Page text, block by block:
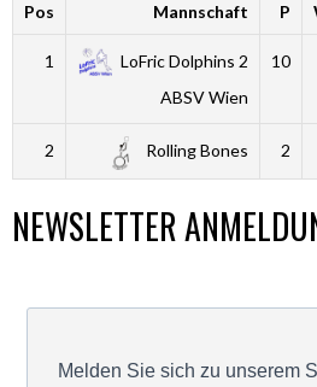
Pos Mannschaft P
1
LoFric Dolphins 2
ABSV Wien
10
2 Rolling Bones 2
NEWSLETTER
Melden Sie sich zu unserem